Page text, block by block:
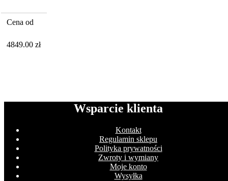
Cena od
4849.00 zł
Wsparcie klienta
Kontakt
Regulamin sklepu
Polityka prywatności
Zwroty i wymiany
Moje konto
Wysyłka